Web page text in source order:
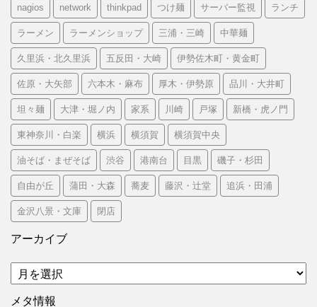
nagios network thinkpad つけ麺 サーバー監視 ランチ
ラーメン ラーメンショップ 三浦・三崎 中華麺
久里浜・北久里浜 五反田・大崎 伊勢佐木町・黄金町
佐原・大矢部 六本木・麻布 厚木・伊勢原 品川・大井町
坦々麺 大津・堀ノ内 家系 川崎 戸塚 新橋・虎ノ門
東神奈川・白楽 横浜 横須賀 横須賀中央
油そば・まぜそば 渋谷 港南台 目黒 磯子・杉田
自由が丘 蒲田・大森 蕎麦 藤沢・辻堂 追浜・田浦
金沢八景・文庫 閉店
アーカイブ
ア
ー
カ
メタ情報